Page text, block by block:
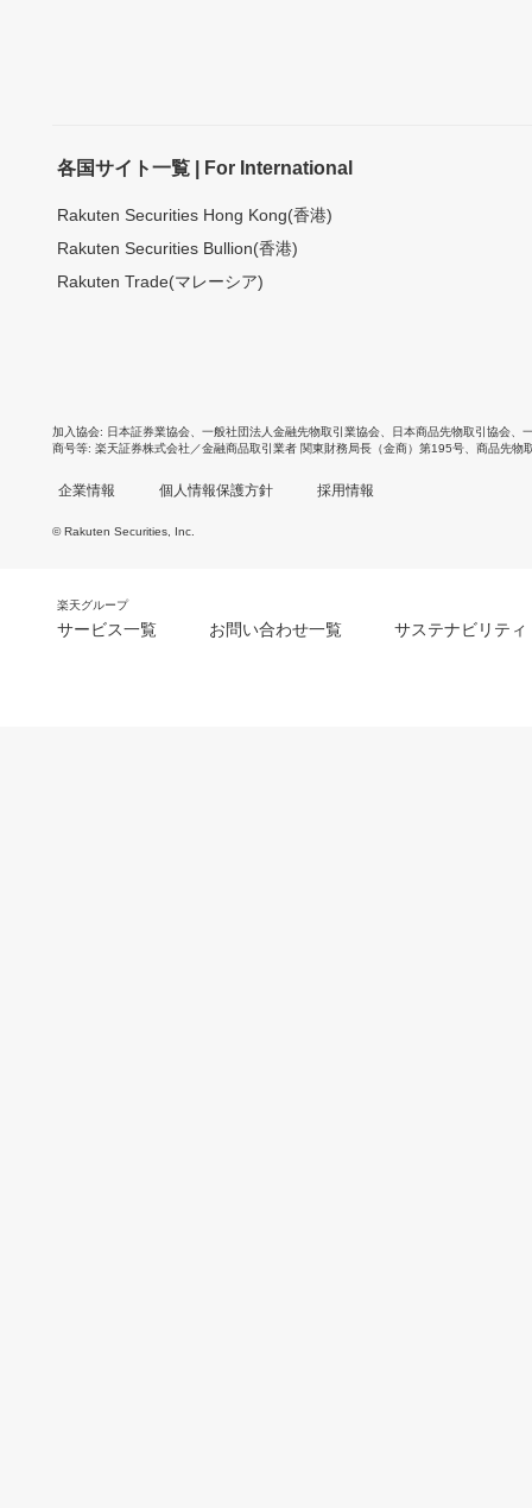
各国サイト一覧 | For International
Rakuten Securities Hong Kong(香港)
Rakuten Securities Bullion(香港)
Rakuten Trade(マレーシア)
加入協会 日本証券業協会 一般社団法人金融先物取引業協会 日本商品先物取引協会
商号等 楽天証券株式会社／金融商品取引業者 関東財務局長（金商）第195号、商品先物
企業情報 個人情報保護方針 採用情報
© Rakuten Securities, Inc.
楽天グループ
サービス一覧 お問い合わせ一覧 サステナビリティ